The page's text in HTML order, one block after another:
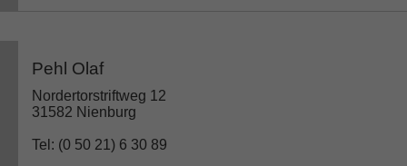
Pehl Olaf
Nordertorstriftweg 12
31582 Nienburg
Tel: (0 50 21) 6 30 89